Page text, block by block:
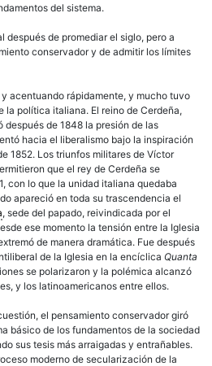
del sistema.
después de promediar el siglo, pero a
conservador y de admitir los límites
acentuando rápidamente, y mucho tuvo
política italiana. El reino de Cerdeña,
después de 1848 la presión de las
hacia el liberalismo bajo la inspiración
1852. Los triunfos militares de Víctor
que el rey de Cerdeña se
con lo que la unidad italiana quedaba
apareció en toda su trascendencia el
, sede del papado, reivindicada por el
ese momento la tensión entre la Iglesia
de manera dramática. Fue después
de la Iglesia en la encíclica Quanta
se polarizaron y la polémica alcanzó
y los latinoamericanos entre ellos.
el pensamiento conservador giró
básico de los fundamentos de la sociedad
sus tesis más arraigadas y entrañables.
moderno de secularización de la